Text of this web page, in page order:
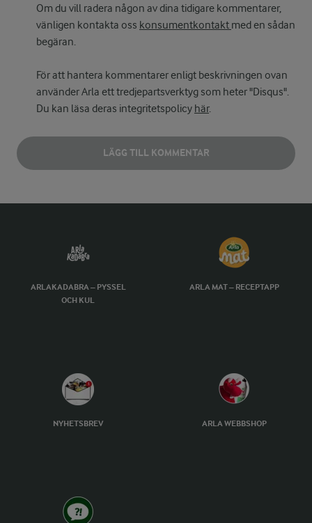
Om du vill radera någon av dina tidigare kommentarer,
vänligen kontakta oss konsumentkontakt med en sådan
begäran.
För att hantera kommentarer enligt beskrivningen ovan
använder Arla ett tredjepartsverktyg som heter "Disqus".
Du kan läsa deras integritetspolicy här.
LÄGG TILL KOMMENTAR
ARLAKADABRA – PYSSEL
OCH KUL
ARLA MAT – RECEPTAPP
NYHETSBREV ARLA WEBBSHOP